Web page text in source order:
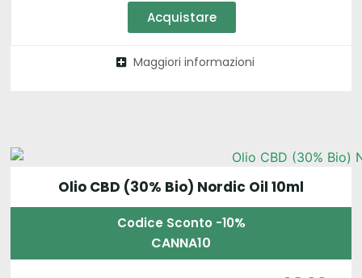
Acquistare
Maggiori informazioni
Olio CBD (30% Bio) Nordic Oil 10ml
Codice Sconto -10%
CANNA10